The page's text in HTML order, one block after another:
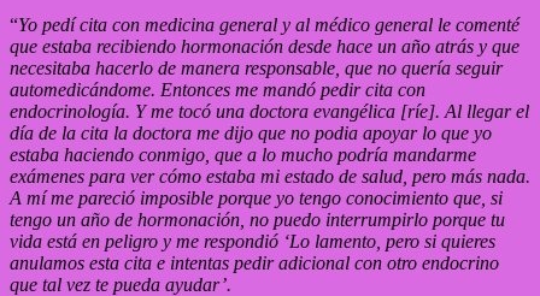
“Yo pedí cita con medicina general y al médico general le comenté
que estaba recibiendo hormonación desde hace un año atrás y que
necesitaba hacerlo de manera responsable, que no quería seguir
automedicándome. Entonces me mandó pedir cita con
endocrinología. Y me tocó una doctora evangélica [ríe]. Al llegar el
día de la cita la doctora me dijo que no podia apoyar lo que yo
estaba haciendo conmigo, que a lo mucho podría mandarme
exámenes para ver cómo estaba mi estado de salud, pero más nada.
A mí me pareció imposible porque yo tengo conocimiento que, si
tengo un año de hormonación, no puedo interrumpirlo porque tu
vida está en peligro y me respondió ‘Lo lamento, pero si quieres
anulamos esta cita e intentas pedir adicional con otro endocrino
que tal vez te pueda ayudar’.